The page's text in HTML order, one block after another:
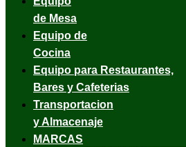
de Mesa
Equipo de
Cocina
Equipo para Restaurantes,
Bares y Cafeterias
Transportacion
y Almacenaje
MARCAS